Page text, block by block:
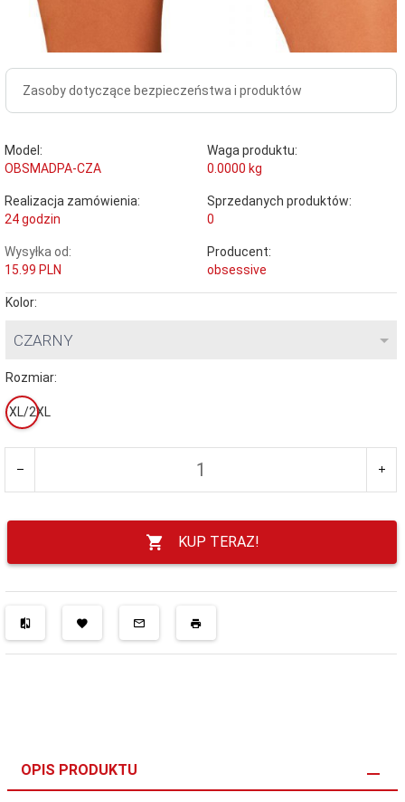
Zasoby dotyczące bezpieczeństwa i produktów
Model:
OBSMADPA-CZA
Waga produktu:
0.0000 kg
Realizacja zamówienia:
24 godzin
Sprzedanych produktów:
0
Wysyłka od:
15.99 PLN
Producent:
obsessive
Kolor:
CZARNY
Rozmiar:
XL/2XL
KUP TERAZ!
OPIS PRODUKTU